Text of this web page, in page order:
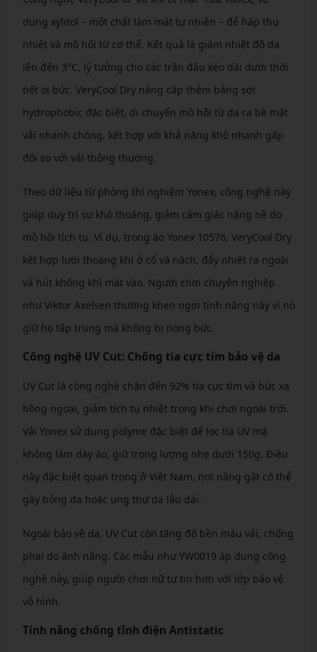
dụng xylitol – một chất làm mát tự nhiên – để hấp thụ
nhiệt và mồ hôi từ cơ thể. Kết quả là giảm nhiệt độ da
lên đến 3°C, lý tưởng cho các trận đấu kéo dài dưới thời
tiết oi bức. VeryCool Dry nâng cấp thêm bằng sợi
hydrophobic đặc biệt, di chuyển mồ hôi từ da ra bề mặt
vải nhanh chóng, kết hợp với khả năng khô nhanh gấp
đôi so với vải thông thường.
Theo dữ liệu từ phòng thí nghiệm Yonex, công nghệ này
giúp duy trì sự khô thoáng, giảm cảm giác nặng nề do
mồ hôi tích tụ. Ví dụ, trong áo Yonex 10576, VeryCool Dry
kết hợp lưới thoáng khí ở cổ và nách, đẩy nhiệt ra ngoài
và hút không khí mát vào. Người chơi chuyên nghiệp
như Viktor Axelsen thường khen ngợi tính năng này vì nó
giữ họ tập trung mà không bị nóng bức.
Công nghệ UV Cut: Chống tia cực tím bảo vệ da
UV Cut là công nghệ chặn đến 92% tia cực tím và bức xạ
hồng ngoại, giảm tích tụ nhiệt trong khi chơi ngoài trời.
Vải Yonex sử dụng polyme đặc biệt để lọc tia UV mà
không làm dày áo, giữ trọng lượng nhẹ dưới 150g. Điều
này đặc biệt quan trọng ở Việt Nam, nơi nắng gắt có thể
gây bỏng da hoặc ung thư da lâu dài.
Ngoài bảo vệ da, UV Cut còn tăng độ bền màu vải, chống
phai do ánh nắng. Các mẫu như YW0019 áp dụng công
nghệ này, giúp người chơi nữ tự tin hơn với lớp bảo vệ
vô hình.
Tính năng chống tĩnh điện Antistatic